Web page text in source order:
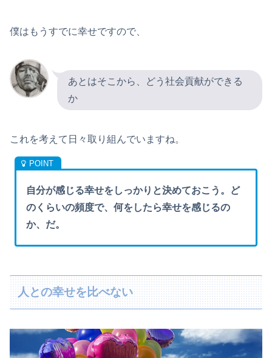
僕はもうすでに幸せですので、
あとはそこから、どう社会貢献ができる
か
これを考えて日々取り組んでいますね。
自分が感じる幸せをしっかりと決めておこう。ど
のくらいの頻度で、何をしたら幸せを感じるの
か、だ。
人との幸せを比べない